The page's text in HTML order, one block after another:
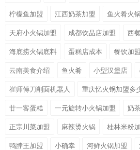
柠檬鱼加盟
江西奶茶加盟 鱼火肴火
天府小火锅加盟
成都饮品店加盟
西
海底捞火锅底料
蛋糕店成本
餐饮加
云南美食介绍
鱼火肴 小型汉堡店
崔师傅刀削面机器人
重庆忆火锅加盟多
廿一客蛋糕
一元旋转小火锅加盟
奶
正宗川菜加盟
麻辣烫火锅 桂林米粉
鸭脖王加盟
小确幸 河鲜火锅加盟